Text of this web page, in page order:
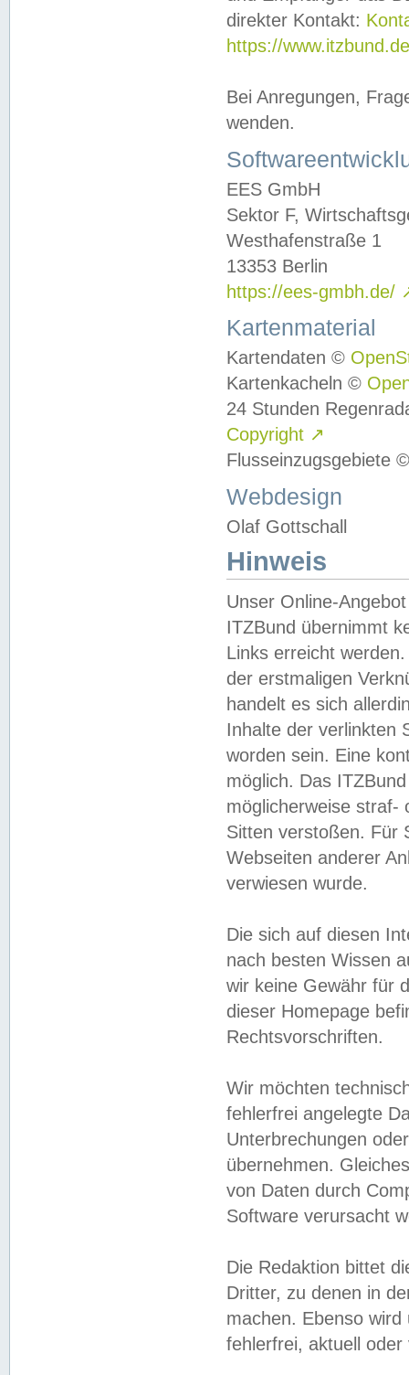
direkter Kontakt:
https://
Bei Anregungen,
wenden.
EES GmbH
Sektor F,
Westhafenstraße 1
13353 Berlin
https://ees-gmbh.de/
Kartenmaterial
Kartendaten ©
Kartenkacheln ©
24 Stunden
Copyright ↗
Flusseinzugsgebiete
Webdesign
Olaf Gottschall
Hinweis
Unser Online-
ITZBund übernimmt
Links erreicht
der erstmaligen
handelt es sich
Inhalte der verlinkten
worden sein. Eine
möglich. Das
möglicherweise straf-
Sitten verstoßen. Für
Webseiten anderer
verwiesen wurde.
Die sich auf diesen
nach besten Wissen
wir keine Gewähr für
dieser Homepage
Rechtsvorschriften.
Wir möchten
fehlerfrei angelegte
Unterbrechungen
übernehmen.
von Daten durch
Software verursacht
Die Redaktion bittet
Dritter, zu denen in
machen. Ebenso
fehlerfrei, aktuell oder